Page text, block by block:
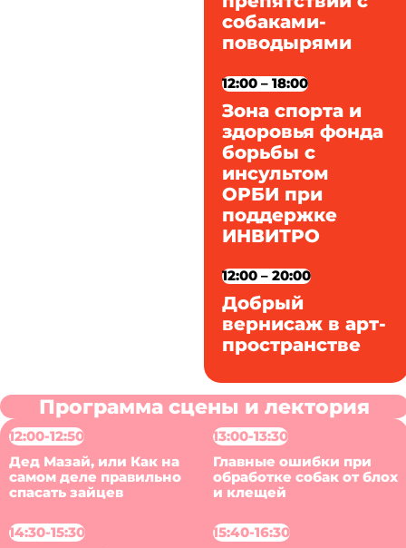
собаками-
поводырями
12:00 – 18:00
Зона спорта и
здоровья фонда
борьбы с
инсультом
ОРБИ при
поддержке
ИНВИТРО
12:00 – 20:00
Добрый
вернисаж в арт-
пространстве
Программа сцены и лектория
12:00-12:50
Дед Мазай, или Как на
самом деле правильно
спасать зайцев
13:00-13:30
Главные ошибки при
обработке собак от блох
и клещей
14:30-15:30
15:40-16:30